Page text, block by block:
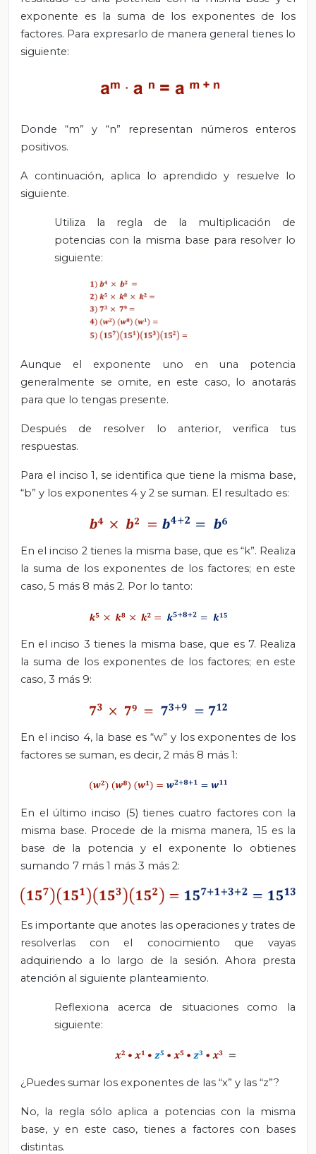
exponente es la suma de los exponentes de los
factores. Para expresarlo de manera general tienes lo
siguiente:
Donde “m” y “n” representan números enteros
positivos.
A continuación, aplica lo aprendido y resuelve lo
siguiente.
Utiliza la regla de la multiplicación de
potencias con la misma base para resolver lo
siguiente:
Aunque el exponente uno en una potencia
generalmente se omite, en este caso, lo anotarás
para que lo tengas presente.
Después de resolver lo anterior, verifica tus
respuestas.
Para el inciso 1, se identifica que tiene la misma base,
“b” y los exponentes 4 y 2 se suman. El resultado es:
En el inciso 2 tienes la misma base, que es “k”. Realiza
la suma de los exponentes de los factores; en este
caso, 5 más 8 más 2. Por lo tanto:
En el inciso 3 tienes la misma base, que es 7. Realiza
la suma de los exponentes de los factores; en este
caso, 3 más 9:
En el inciso 4, la base es “w” y los exponentes de los
factores se suman, es decir, 2 más 8 más 1:
En el último inciso (5) tienes cuatro factores con la
misma base. Procede de la misma manera, 15 es la
base de la potencia y el exponente lo obtienes
sumando 7 más 1 más 3 más 2:
Es importante que anotes las operaciones y trates de
resolverlas con el conocimiento que vayas
adquiriendo a lo largo de la sesión. Ahora presta
atención al siguiente planteamiento.
Reflexiona acerca de situaciones como la
siguiente:
¿Puedes sumar los exponentes de las “x” y las “z”?
No, la regla sólo aplica a potencias con la misma
base, y en este caso, tienes a factores con bases
distintas.